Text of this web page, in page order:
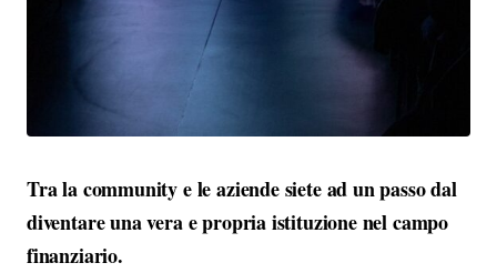
Tra la community e le aziende siete ad un passo dal
diventare una vera e propria istituzione nel campo
finanziario.